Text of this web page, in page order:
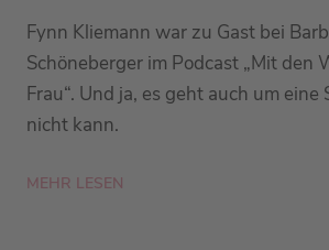
Fynn Kliemann war zu Gast bei
Schöneberger im Podcast „Mit den
Frau“. Und ja, es geht auch um eine
nicht kann.
MEHR LESEN